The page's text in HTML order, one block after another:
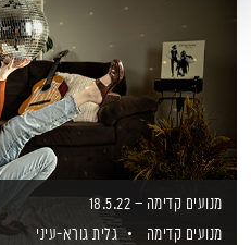
מנועים קדימה – 18.5.22
מנועים קדימה
גלית גורא-עיני